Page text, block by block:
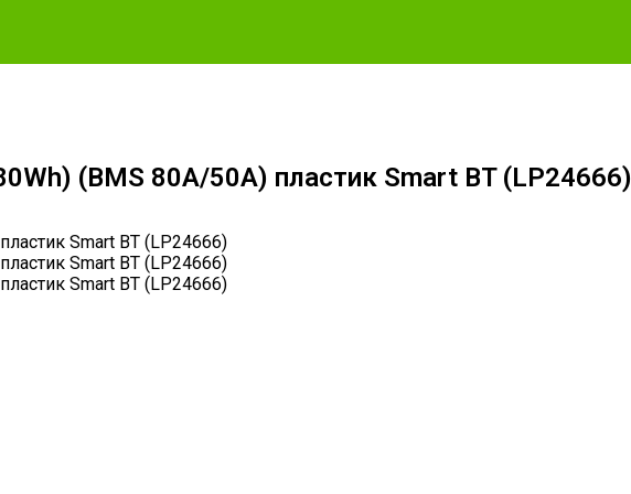
(BMS 80A/50А) пластик Smart BT (LP24666)